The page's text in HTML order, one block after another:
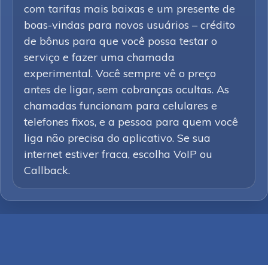
com tarifas mais baixas e um presente de
boas-vindas para novos usuários – crédito
de bônus para que você possa testar o
serviço e fazer uma chamada
experimental. Você sempre vê o preço
antes de ligar, sem cobranças ocultas. As
chamadas funcionam para celulares e
telefones fixos, e a pessoa para quem você
liga não precisa do aplicativo. Se sua
internet estiver fraca, escolha VoIP ou
Callback.